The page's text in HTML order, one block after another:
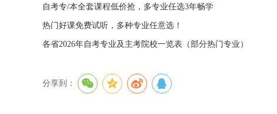
自考专/本全套课程低价抢，多专业任选3年畅学
热门好课免费试听，多种专业任意选！
各省2026年自考专业及主考院校一览表（部分热门专业）
分享到：